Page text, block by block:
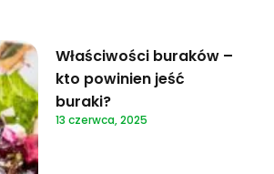
Właściwości buraków –
kto powinien jeść
buraki?
13 czerwca, 2025